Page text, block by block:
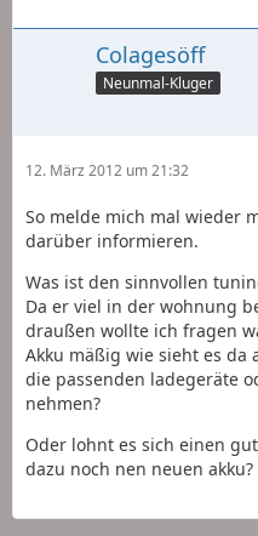
Colagesöff
Neunmal-Kluger
12. März 2012 um 21:32
So melde mich mal wieder
darüber informieren.
Was ist den sinnvollen
Da er viel in der wohnung
draußen wollte ich fragen
Akku mäßig wie sieht es da
die passenden ladegeräte
nehmen?
Oder lohnt es sich einen
dazu noch nen neuen akku?